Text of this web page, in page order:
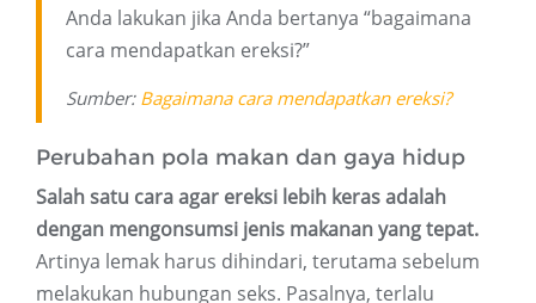
Anda lakukan jika Anda bertanya “bagaimana
cara mendapatkan ereksi?”
Sumber: Bagaimana cara mendapatkan ereksi?
Perubahan pola makan dan gaya hidup
Salah satu cara agar ereksi lebih keras adalah
dengan mengonsumsi jenis makanan yang tepat.
Artinya lemak harus dihindari, terutama sebelum
melakukan hubungan seks. Pasalnya, terlalu